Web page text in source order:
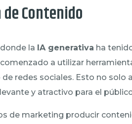
Contenido
la IA generativa ha
a utilizar
redes sociales. Esto no solo
y atractivo para el
de marketing producir